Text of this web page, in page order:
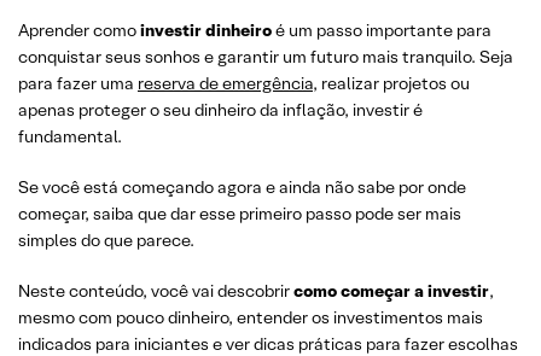
Aprender comoinvestir dinheiroé um passo importante para
conquistar seus sonhos e garantir um futuro mais tranquilo. Seja
para fazer uma reserva de emergência, realizar projetos ou
apenas proteger o seu dinheiro da inflação, investir é
fundamental.
Se você está começando agora e ainda não sabe por onde
começar, saiba que dar esse primeiro passo pode ser mais
simples do que parece.
Neste conteúdo, você vai descobrircomo começar a investir,
mesmo com pouco dinheiro, entender os investimentos mais
indicados para iniciantes e ver dicas práticas para fazer escolhas